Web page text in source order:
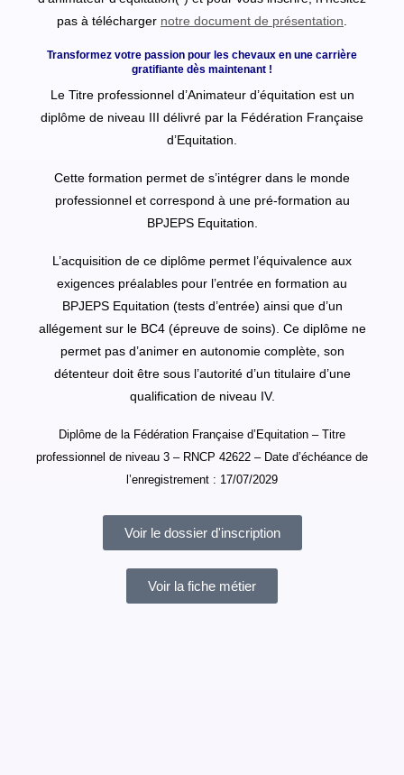
pas à télécharger notre document de présentation
Transformez votre passion pour les chevaux en une carrière
gratifiante dès maintenant !
Le Titre professionnel d’Animateur d’équitation est un
diplôme de niveau III délivré par la Fédération Française
d’Equitation.
Cette formation permet de s’intégrer dans le monde
professionnel et correspond à une pré-formation au
BPJEPS Equitation.
L’acquisition de ce diplôme permet l’équivalence aux
exigences préalables pour l’entrée en formation au
BPJEPS Equitation (tests d’entrée) ainsi que d’un
allégement sur le BC4 (épreuve de soins). Ce diplôme ne
permet pas d’animer en autonomie complète, son
détenteur doit être sous l’autorité d’un titulaire d’une
qualification de niveau IV.
Diplôme de la Fédération Française d’Equitation – Titre
professionnel de niveau 3 – RNCP 42622 – Date d’échéance de
l’enregistrement : 17/07/2029
Voir le dossier d'inscription
Voir la fiche métier